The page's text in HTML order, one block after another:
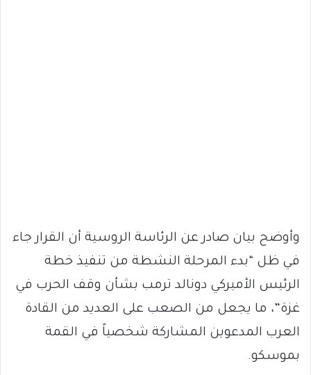
وأوضح بيان صادر عن الرئاسة الروسية أن القرار جاء
في ظل “بدء المرحلة النشطة من تنفيذ خطة
الرئيس الأميركي دونالد ترمب بشأن وقف الحرب في
غزة”، ما يجعل من الصعب على العديد من القادة
العرب المدعوين المشاركة شخصياً في القمة
بموسكو.